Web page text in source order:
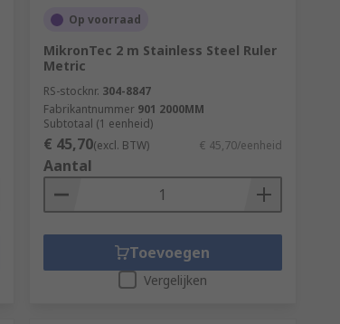
Op voorraad
MikronTec 2 m Stainless Steel Ruler
Metric
RS-stocknr. 304-8847
Fabrikantnummer 901 2000MM
Subtotaal (1 eenheid)
€ 45,70(excl. BTW) € 45,70/eenheid
Aantal
Toevoegen
Vergelijken